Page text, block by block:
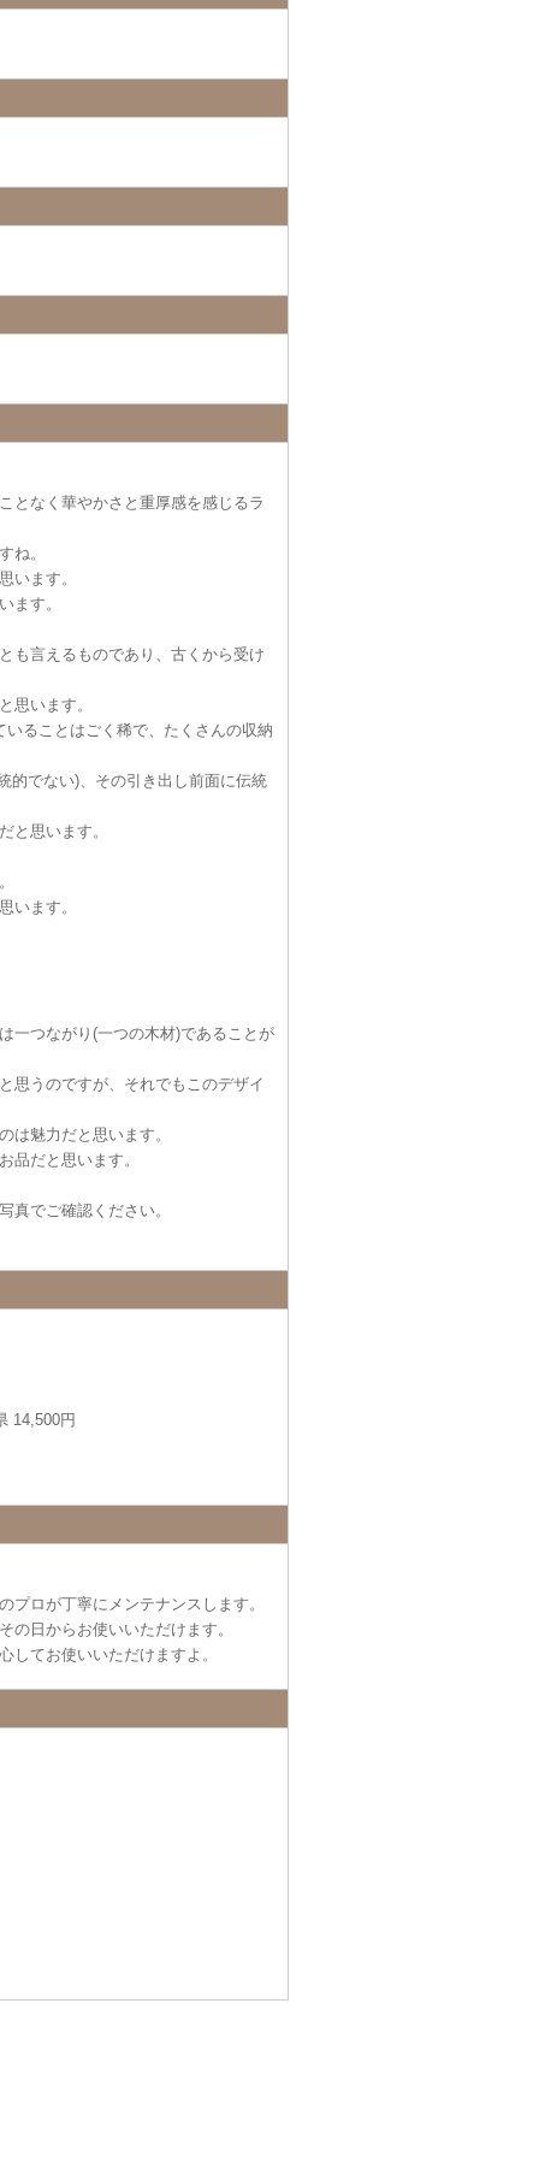
となく華やかさと重厚感を感じるラ
ね。
います。
ます。
も言えるものであり、古くから受け
思います。
ることはごく稀で、たくさんの収納
的でない)、その引き出し前面に伝統
と思います。
います。
一つながり(一つの木材)であることが
思うのですが、それでもこのデザイ
は魅力だと思います。
品だと思います。
真でご確認ください。
14,500円
プロが丁寧にメンテナンスします。
の日からお使いいただけます。
してお使いいただけますよ。